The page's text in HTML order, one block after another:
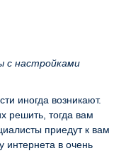
с настройками
иногда возникают.
решить, тогда вам
приедут к вам
интернета в очень